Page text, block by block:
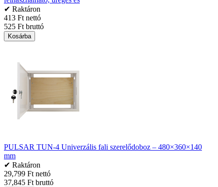
✔ Raktáron
413 Ft nettó
525 Ft bruttó
Kosárba
PULSAR TUN-4 Univerzális fali szerelődoboz – 480×360×140
mm
✔ Raktáron
29,799 Ft nettó
37,845 Ft bruttó